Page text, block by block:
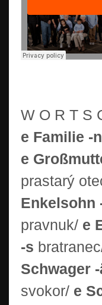
W O R T S
e Familie -n
e
prastarý
Enkelsohn
pravnuk/ e
-s
Schwager
svokor/ e